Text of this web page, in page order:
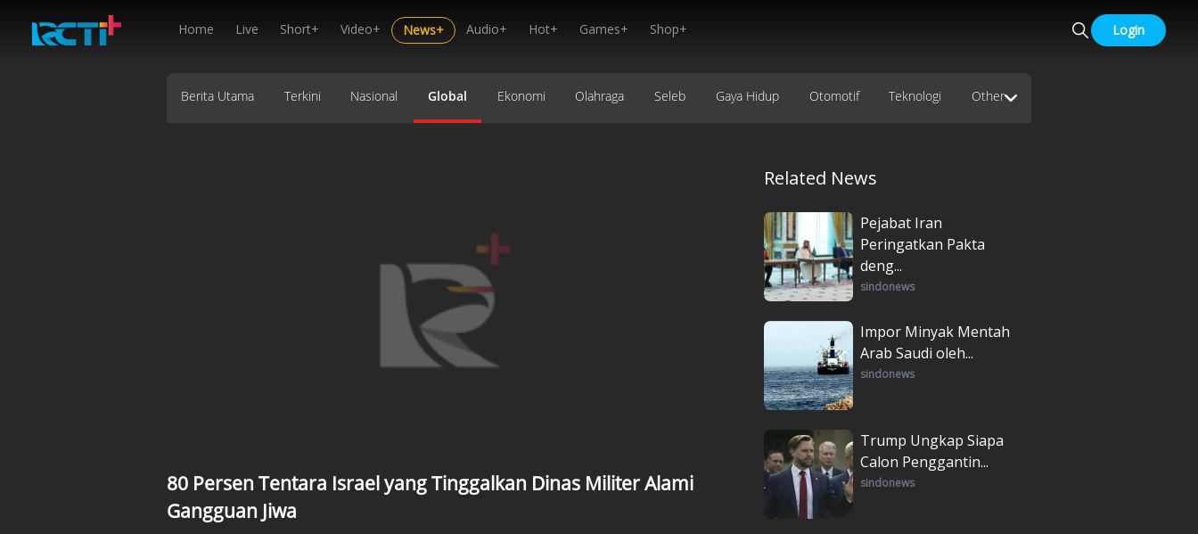
Home Live Short+ Video+ News+ Audio+ Hot+ Games+ Shop+ Login
Berita Utama Terkini Nasional Global Ekonomi Olahraga Seleb Gaya Hidup Otomotif Teknologi Other
80 Persen Tentara Israel yang Tinggalkan Dinas Militer Alami
Gangguan Jiwa
Related News
Pejabat Iran
Peringatkan Pakta
deng...
sindonews
Impor Minyak Mentah
Arab Saudi oleh...
sindonews
Trump Ungkap Siapa
Calon Penggantin...
sindonews